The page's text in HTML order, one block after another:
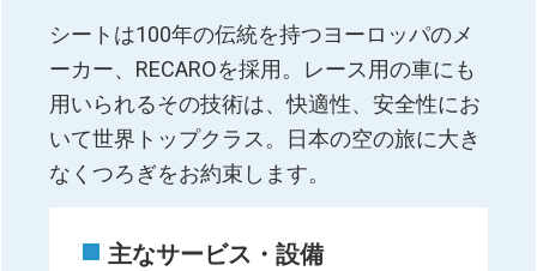
シートは100年の伝統を持つヨーロッパのメ
ーカー、RECAROを採用。レース用の車にも
用いられるその技術は、快適性、安全性にお
いて世界トップクラス。日本の空の旅に大き
なくつろぎをお約束します。
主なサービス・設備